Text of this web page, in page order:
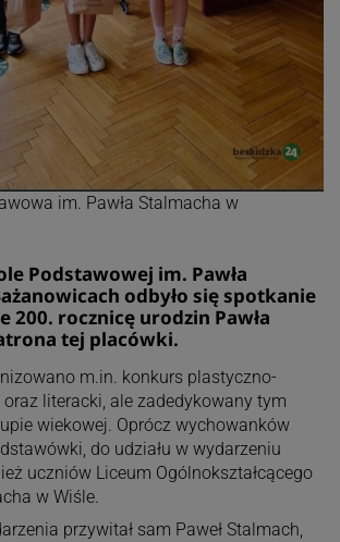
im. Pawła Stalmacha w
Podstawowej im. Pawła
odbyło się spotkanie
200. rocznicę urodzin Pawła
tej placówki.
m.in. konkurs plastyczno-
literacki, ale zadedykowany tym
wiekowej. Oprócz wychowanków
do udziału w wydarzeniu
uczniów Liceum Ogólnokształcącego
w Wiśle.
przywitał sam Paweł Stalmach,